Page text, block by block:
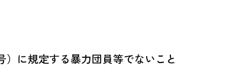
に規定する暴力団員等でないこと